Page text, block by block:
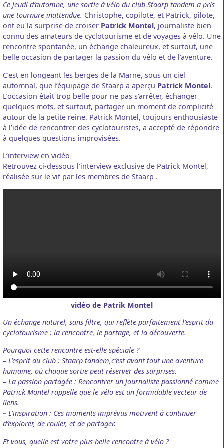
Ce jeudi d’automne, une sortie à vélo du club Staarp tandem a pris
une tournure inattendue. Christophe, copilote, et Patrick, pilote,
ont eu la surprise de croiser Patrick Montel, journaliste bien
connu des amateurs de cyclotourisme et de voyages à vélo. Une
rencontre spontanée, un échange chaleureux, et surtout, une
belle occasion de partager la passion du vélo et de l’aventure.
C’est en longeant les berges de la Marne, sous un ciel
automnal, que l’équipage de Staarp a aperçu Patrick Montel.
L’occasion était trop belle pour ne pas s’arrêter, échanger
quelques mots, et surtout, partager un moment de complicité
autour de la petite reine. Patrick Montel, toujours enthousiaste
à l’idée de rencontrer des cyclotouristes, a accepté de répondre
à quelques questions improvisées.
L’interview en vidéo
Retrouvez ci-dessous l’interview exclusive de Patrick Montel,
réalisée sur le vif par les membres de Staarp .
vidéo de Patrik Montel
Un échange naturel, sans filtre, qui reflète parfaitement l’esprit du
cyclotourisme : la rencontre, le partage, et la découverte.
Pourquoi cette rencontre est-elle spéciale ?
– L’esprit du club : Staarp tandem,c’est avant tout une aventure
humaine, où chaque sortie peut réserver des surprises.
– La passion partagée : Rencontrer un journaliste passionné comme
Patrick Montel rappelle que le vélo est un formidable vecteur de
liens.
– L’inspiration : Ces moments imprévus motivent à continuer
d’explorer, de rouler, et de partager.
Et vous, quelle est votre plus belle rencontre à vélo ?